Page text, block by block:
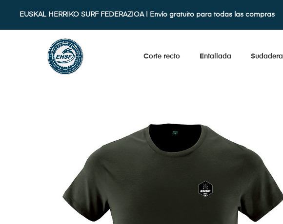
EUSKAL HERRIKO SURF FEDERAZIOA | Envío gratuito para todas las compras
Corte recto Entallada Sudadera